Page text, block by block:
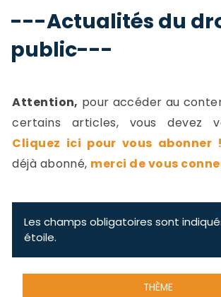
---Actualités du
public---
Attention, pour accéder au
certains articles, vous devez
Cliquez ici pour vous abonner !
déjà abonné, merci de vous
Les champs obligatoires sont
étoile.
THÈME